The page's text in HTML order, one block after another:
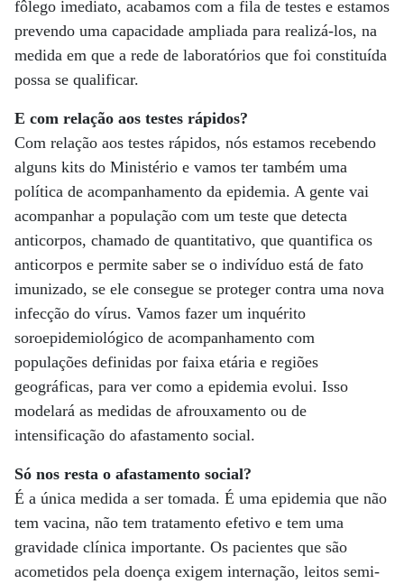
fôlego imediato, acabamos com a fila de testes e estamos
prevendo uma capacidade ampliada para realizá-los, na
medida em que a rede de laboratórios que foi constituída
possa se qualificar.
E com relação aos testes rápidos?
Com relação aos testes rápidos, nós estamos recebendo
alguns kits do Ministério e vamos ter também uma
política de acompanhamento da epidemia. A gente vai
acompanhar a população com um teste que detecta
anticorpos, chamado de quantitativo, que quantifica os
anticorpos e permite saber se o indivíduo está de fato
imunizado, se ele consegue se proteger contra uma nova
infecção do vírus. Vamos fazer um inquérito
soroepidemiológico de acompanhamento com
populações definidas por faixa etária e regiões
geográficas, para ver como a epidemia evolui. Isso
modelará as medidas de afrouxamento ou de
intensificação do afastamento social.
Só nos resta o afastamento social?
É a única medida a ser tomada. É uma epidemia que não
tem vacina, não tem tratamento efetivo e tem uma
gravidade clínica importante. Os pacientes que são
acometidos pela doença exigem internação, leitos semi-